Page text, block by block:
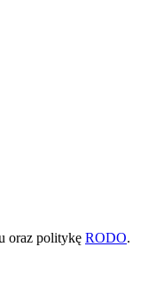
oraz politykę RODO.